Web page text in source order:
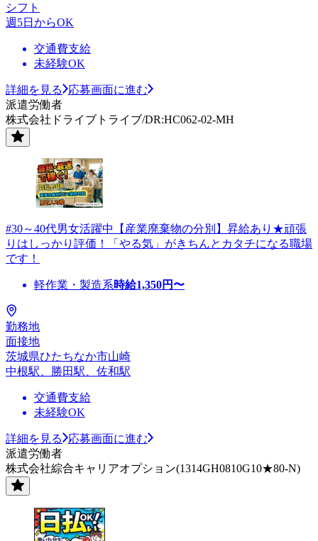
シフト
週5日からOK
交通費支給
未経験OK
詳細を見る
応募画面に進む
派遣労働者
株式会社ドライブトライブ/DR:HC062-02-MH
#30～40代男女活躍中【産業廃棄物の分別】昇給あり★頑張
りはしっかり評価！「やる気」がきちんとカタチになる職場
です！
軽作業・製造系時給1,350円〜
勤務地
面接地
茨城県ひたちなか市山崎
中根駅、勝田駅、佐和駅
交通費支給
未経験OK
詳細を見る
応募画面に進む
派遣労働者
株式会社綜合キャリアオプション(1314GH0810G10★80-N)